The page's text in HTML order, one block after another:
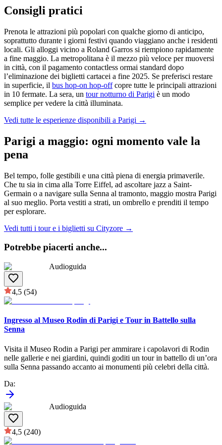
Consigli pratici
Prenota le attrazioni più popolari con qualche giorno di anticipo,
soprattutto durante i giorni festivi quando viaggiano anche i residenti
locali. Gli alloggi vicino a Roland Garros si riempiono rapidamente
a fine maggio. La metropolitana è il mezzo più veloce per muoversi
in città, con il pagamento contactless ormai standard dopo
l’eliminazione dei biglietti cartacei a fine 2025. Se preferisci restare
in superficie, il bus hop-on hop-offcopre tutte le principali attrazioni
in 10 fermate. La sera, un tour notturno di Parigi è un modo
semplice per vedere la città illuminata.
Vedi tutte le esperienze disponibili a Parigi →
Parigi a maggio: ogni momento vale la
pena
Bel tempo, folle gestibili e una città piena di energia primaverile.
Che tu sia in cima alla Torre Eiffel, ad ascoltare jazz a Saint-
Germain o a navigare sulla Senna al tramonto, maggio mostra Parigi
al suo meglio. Porta vestiti a strati, un ombrello e prenditi il tempo
per esplorare.
Vedi tutti i tour e i biglietti su Cityzore →
Potrebbe piacerti anche...
Audioguida
4,5 (54)
Ingresso al Museo Rodin di Parigi e Tour in Battello sulla
Senna
Visita il Museo Rodin a Parigi per ammirare i capolavori di Rodin
nelle gallerie e nei giardini, quindi goditi un tour in battello di un’ora
sulla Senna passando accanto ai monumenti più celebri della città.
Da:
Audioguida
4,5 (240)